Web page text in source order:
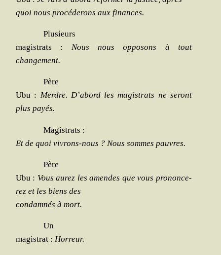
quoi nous pro­cé­de­rons aux finances.
Plu­sieurs
magis­trats : Nous nous oppo­sons à tout
changement.
Père
Ubu : Merdre. D’abord les magis­trats ne seront
plus payés.
Magis­trats :
Et de quoi vivrons-nous ? Nous sommes pauvres.
Père
Ubu : Vous aurez les amendes que vous pro­non­ce­
rez et les biens des
condam­nés à mort.
Un
magis­trat : Hor­reur.